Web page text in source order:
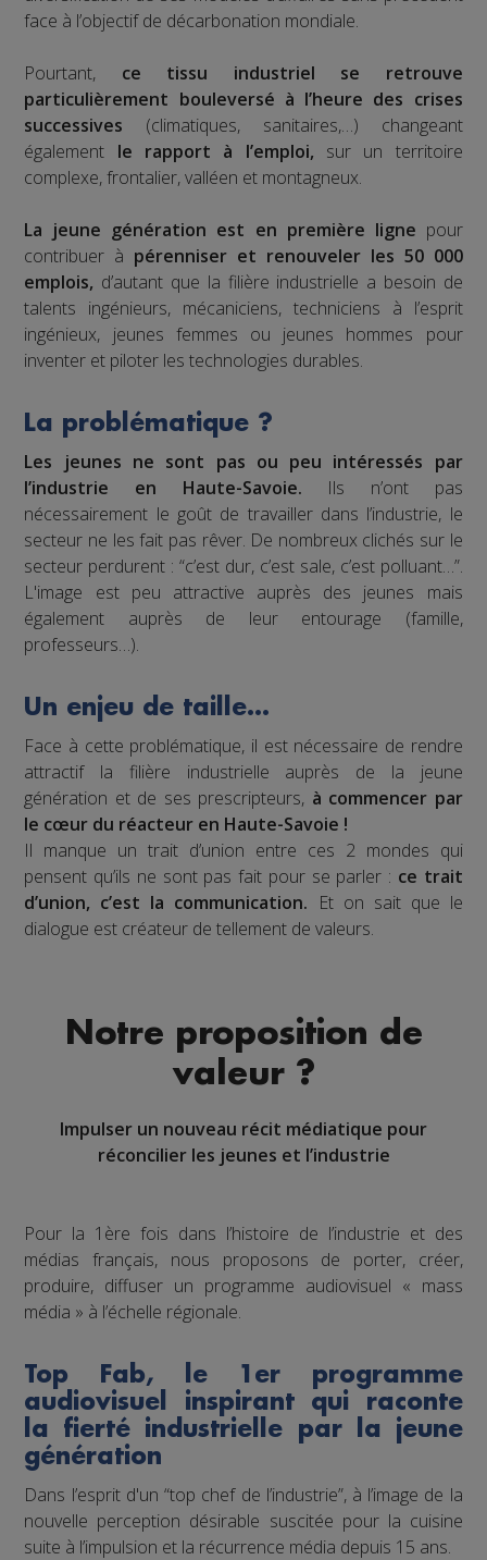
face à l’objectif de décarbonation mondiale.
Pourtant, ce tissu industriel se retrouve
particulièrement bouleversé à l’heure des crises
successives (climatiques, sanitaires,…) changeant
également le rapport à l’emploi, sur un territoire
complexe, frontalier, valléen et montagneux.
La jeune génération est en première ligne pour
contribuer à pérenniser et renouveler les 50 000
emplois, d’autant que la filière industrielle a besoin de
talents ingénieurs, mécaniciens, techniciens à l’esprit
ingénieux, jeunes femmes ou jeunes hommes pour
inventer et piloter les technologies durables.
La problématique ?
Les jeunes ne sont pas ou peu intéressés par
l’industrie en Haute-Savoie. Ils n’ont pas
nécessairement le goût de travailler dans l’industrie, le
secteur ne les fait pas rêver. De nombreux clichés sur le
secteur perdurent : “c’est dur, c’est sale, c’est polluant…”.
L'image est peu attractive auprès des jeunes mais
également auprès de leur entourage (famille,
professeurs…).
Un enjeu de taille…
Face à cette problématique, il est nécessaire de rendre
attractif la filière industrielle auprès de la jeune
génération et de ses prescripteurs, à commencer par
le cœur du réacteur en Haute-Savoie !
Il manque un trait d’union entre ces 2 mondes qui
pensent qu’ils ne sont pas fait pour se parler : ce trait
d’union, c’est la communication. Et on sait que le
dialogue est créateur de tellement de valeurs.
Notre proposition de
valeur ?
Impulser un nouveau récit médiatique pour
réconcilier les jeunes et l’industrie
Pour la 1ère fois dans l’histoire de l’industrie et des
médias français, nous proposons de porter, créer,
produire, diffuser un programme audiovisuel « mass
média » à l’échelle régionale.
Top Fab, le 1er programme
audiovisuel inspirant qui raconte
la fierté industrielle par la jeune
génération
Dans l’esprit d'un “top chef de l’industrie”, à l’image de la
nouvelle perception désirable suscitée pour la cuisine
suite à l’impulsion et la récurrence média depuis 15 ans.